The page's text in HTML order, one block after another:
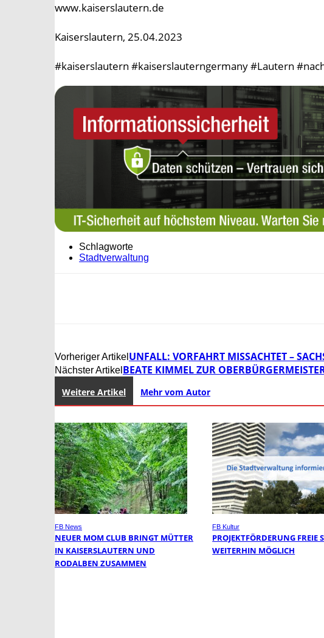
www.kaiserslautern.de
Kaiserslautern, 25.04.2023
#kaiserslautern #kaiserslauterngermany #Lautern
Schlagworte
Stadtverwaltung
Vorheriger Artikel UNFALL: VORFAHRT MISSACHTET –
Nächster Artikel BEATE KIMMEL ZUR
Weitere Artikel Mehr vom Autor
FB News
NEUER MOM CLUB BRINGT MÜTTER
IN KAISERSLAUTERN UND
RODALBEN ZUSAMMEN
FB Kultur
PROJEKTFÖRDERUNG FREIE
WEITERHIN MÖGLICH